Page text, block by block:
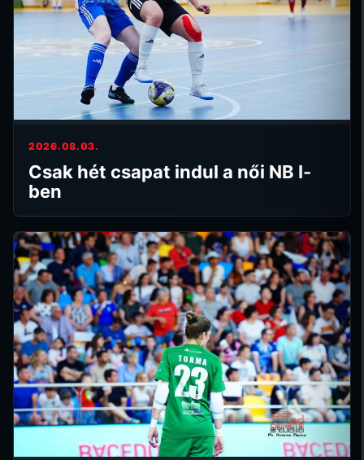
2026.08.03.
Csak hét csapat indul a női NB I-
ben